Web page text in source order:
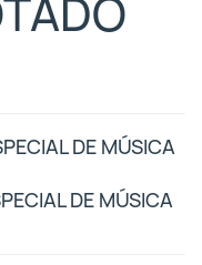
DE MÚSICA
DE MÚSICA